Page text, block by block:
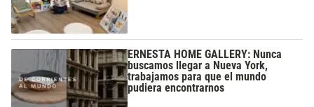
ERNESTA HOME GALLERY: Nunca
buscamos llegar a Nueva York,
trabajamos para que el mundo
pudiera encontrarnos